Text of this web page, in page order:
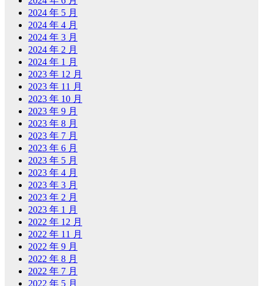
2024 年 5 月
2024 年 4 月
2024 年 3 月
2024 年 2 月
2024 年 1 月
2023 年 12 月
2023 年 11 月
2023 年 10 月
2023 年 9 月
2023 年 8 月
2023 年 7 月
2023 年 6 月
2023 年 5 月
2023 年 4 月
2023 年 3 月
2023 年 2 月
2023 年 1 月
2022 年 12 月
2022 年 11 月
2022 年 9 月
2022 年 8 月
2022 年 7 月
2022 年 5 月